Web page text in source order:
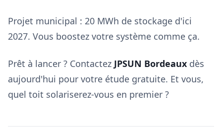
Projet municipal : 20 MWh de stockage d'ici
2027. Vous boostez votre système comme ça.
Prêt à lancer ? Contactez JPSUN Bordeaux dès
aujourd'hui pour votre étude gratuite. Et vous,
quel toit solariserez-vous en premier ?